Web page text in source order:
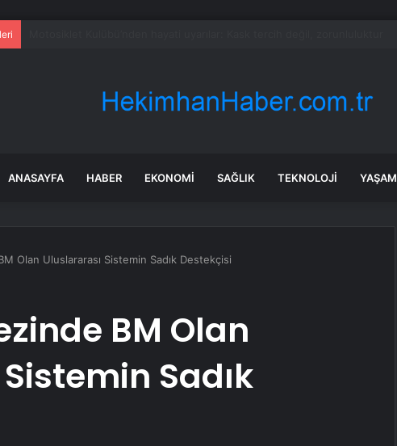
ANASAYFA HABER EKONOMI SAĞLIK TEKNOLOJI YAŞAM
Olan Uluslararası Sistemin Sadık Destekçisi
BM Olan
Sadık